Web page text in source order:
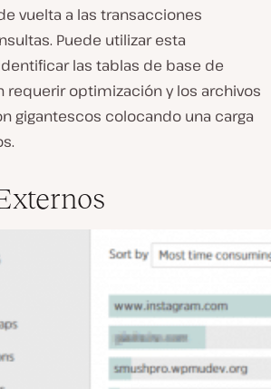
vuelta a las transacciones
Puede utilizar esta
las tablas de base de
requerir optimización y los archivos
gigantescos colocando una carga